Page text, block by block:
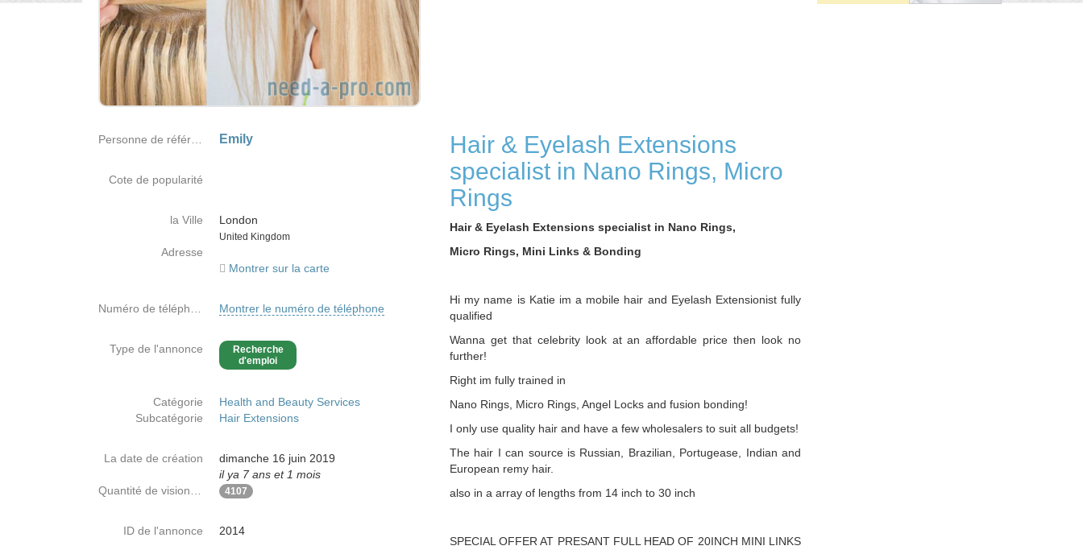
Hair & Eyelash Extensions
specialist in Nano Rings, Micro
Rings
Hair & Eyelash Extensions specialist in Nano Rings,
Micro Rings, Mini Links & Bonding
Hi my name is Katie im a mobile hair and Eyelash Extensionist fully
qualified
Wanna get that celebrity look at an affordable price then look no
further!
Right im fully trained in
Nano Rings, Micro Rings, Angel Locks and fusion bonding!
I only use quality hair and have a few wholesalers to suit all budgets!
The hair I can source is Russian, Brazilian, Portugease, Indian and
European remy hair.
also in a array of lengths from 14 inch to 30 inch
SPECIAL OFFER AT PRESANT FULL HEAD OF 20INCH MINI LINKS
Emily
Cote de popularité
la Ville
London
Country
United Kingdom
Adresse
Montrer sur la carte
Montrer le numéro de téléphone
Type de l'annonce
Recherche
d'emploi
Catégorie
Health and Beauty Services
Subcatégorie
Hair Extensions
La date de création
dimanche 16 juin 2019
il ya 7 ans et 1 mois
4107
ID de l'annonce 2014